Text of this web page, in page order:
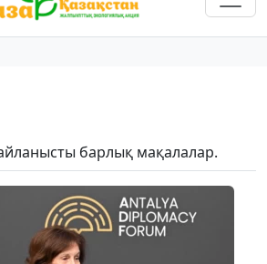
барлық мақалалар.